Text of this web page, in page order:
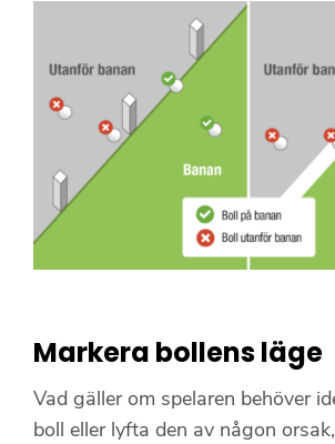
Markera bollens läge
Vad gäller om spelaren behöver
boll eller lyfta den av någon